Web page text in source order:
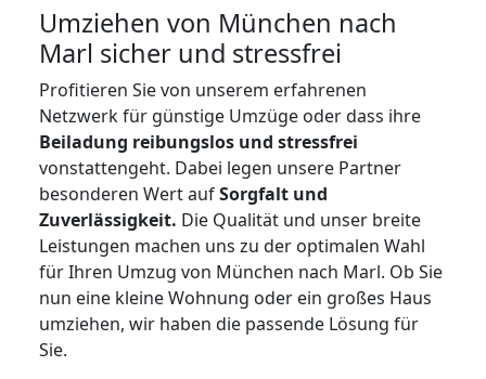
Umziehen von München nach
Marl sicher und stressfrei
Profitieren Sie von unserem erfahrenen
Netzwerk für günstige Umzüge oder dass ihre
Beiladung reibungslos und stressfrei
vonstattengeht. Dabei legen unsere Partner
besonderen Wert aufSorgfalt und
Zuverlässigkeit. Die Qualität und unser breite
Leistungen machen uns zu der optimalen Wahl
für Ihren Umzug von München nach Marl. Ob Sie
nun eine kleine Wohnung oder ein großes Haus
umziehen, wir haben die passende Lösung für
Sie.